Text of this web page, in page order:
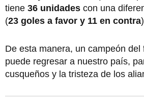
tiene 36 unidades con una
(23 goles a favor y 11 en contra
De esta manera, un campeón del
puede regresar a nuestro país,
cusqueños y la tristeza de los